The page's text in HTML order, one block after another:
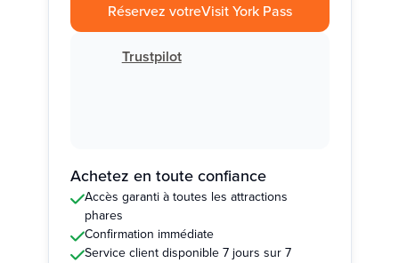
Réservez votreVisit York Pass
Trustpilot
Achetez en toute confiance
Accès garanti à toutes les attractions
phares
Confirmation immédiate
Service client disponible 7 jours sur 7